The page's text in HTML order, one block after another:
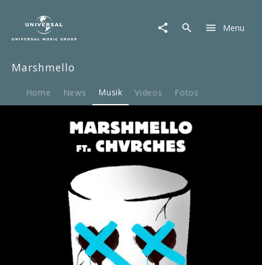
With
Menu
Marshmello
Home News Musik Videos Fotos